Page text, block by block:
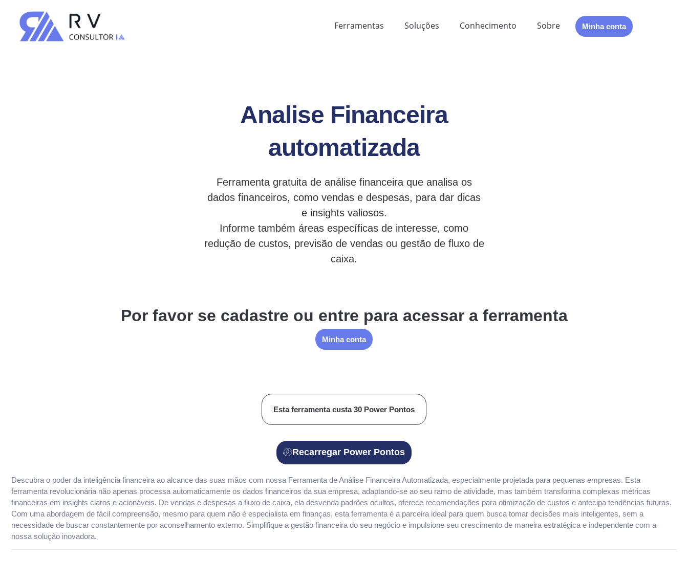
Ferramentas Soluções Conhecimento Sobre Minha conta
Analise Financeira
automatizada
Ferramenta gratuita de análise financeira que analisa os
dados financeiros, como vendas e despesas, para dar dicas
e insights valiosos.
Informe também áreas específicas de interesse, como
redução de custos, previsão de vendas ou gestão de fluxo de
caixa.
Por favor se cadastre ou entre para acessar a ferramenta
Minha conta
Esta ferramenta custa 30 Power Pontos
Recarregar Power Pontos
Descubra o poder da inteligência financeira ao alcance das suas mãos com nossa Ferramenta de Análise Financeira Automatizada, especialmente projetada para pequenas empresas. Esta
ferramenta revolucionária não apenas processa automaticamente os dados financeiros da sua empresa, adaptando-se ao seu ramo de atividade, mas também transforma complexas métricas
financeiras em insights claros e acionáveis. De vendas e despesas a fluxo de caixa, ela desvenda padrões ocultos, oferece recomendações para otimização de custos e antecipa tendências futuras.
Com uma abordagem de fácil compreensão, mesmo para quem não é especialista em finanças, esta ferramenta é a parceira ideal para quem busca tomar decisões mais inteligentes, sem a
necessidade de buscar constantemente por aconselhamento externo. Simplifique a gestão financeira do seu negócio e impulsione seu crescimento de maneira estratégica e independente com a
nossa solução inovadora.